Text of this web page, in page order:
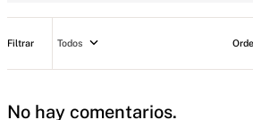
Todos
No hay comentarios.